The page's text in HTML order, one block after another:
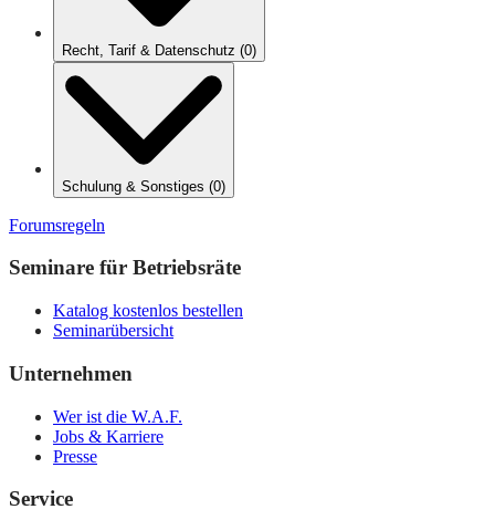
Recht, Tarif & Datenschutz (0)
Schulung & Sonstiges (0)
Forumsregeln
Seminare für Betriebsräte
Katalog kostenlos bestellen
Seminarübersicht
Unternehmen
Wer ist die W.A.F.
Jobs & Karriere
Presse
Service